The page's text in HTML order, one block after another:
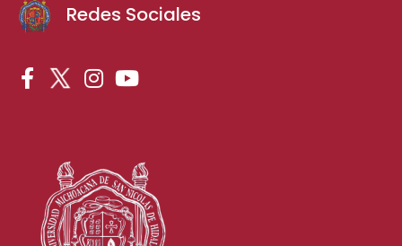
Redes Sociales